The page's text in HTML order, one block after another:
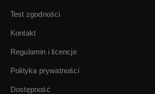
Test zgodności
Kontakt
Regulamin i licencje
Polityka prywatności
Dostępność